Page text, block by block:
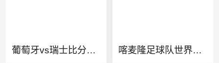
葡萄牙vs瑞士比分预测 喀麦隆足球队世界排名